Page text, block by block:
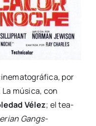
por
La músi­ca, con
Vélez; el tea­
Gangs­